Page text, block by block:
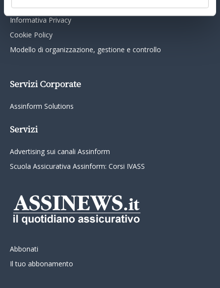
Collabora con noi
Informativa Privacy
Cookie Policy
Modello di organizzazione, gestione e controllo
Servizi Corporate
Assinform Solutions
Servizi
Advertising sui canali Assinform
Scuola Assicurativa Assinform: Corsi IVASS
Abbonati
Il tuo abbonamento